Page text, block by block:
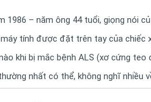
1986 – năm ông 44 tuổi, giọng
tính được đặt trên tay của chiếc
khi bị mắc bệnh ALS (xơ cứng teo
nhất có thể, không nghĩ nhiều